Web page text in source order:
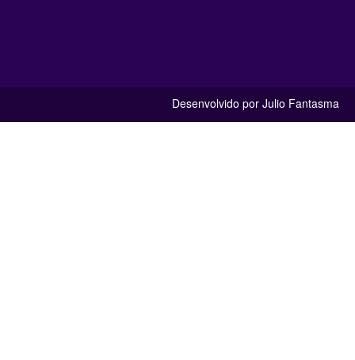
Desenvolvido por Julio Fantasma